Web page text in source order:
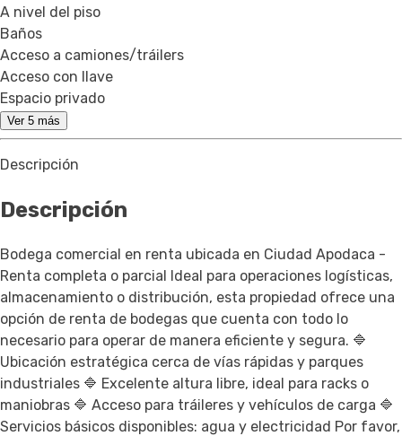
A nivel del piso
Baños
Acceso a camiones/tráilers
Acceso con llave
Espacio privado
Ver 5 más
Descripción
Descripción
Bodega comercial en renta ubicada en Ciudad Apodaca -
Renta completa o parcial Ideal para operaciones logísticas,
almacenamiento o distribución, esta propiedad ofrece una
opción de renta de bodegas que cuenta con todo lo
necesario para operar de manera eficiente y segura. 🔷
Ubicación estratégica cerca de vías rápidas y parques
industriales 🔷 Excelente altura libre, ideal para racks o
maniobras 🔷 Acceso para tráileres y vehículos de carga 🔷
Servicios básicos disponibles: agua y electricidad Por favor,